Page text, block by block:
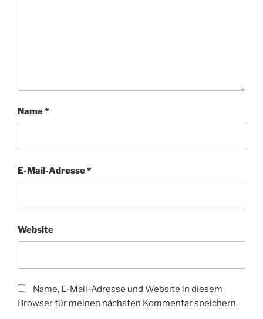
Name*
E-Mail-Adresse*
Website
Name, E-Mail-Adresse und Website in diesem
Browser für meinen nächsten Kommentar speichern.